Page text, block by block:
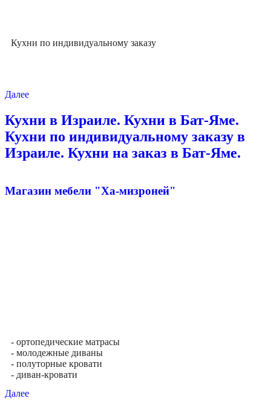
Кухни по индивидуальному заказу
Далее
Кухни в Израиле. Кухни в Бат-Яме.
Кухни по индивидуальному заказу в
Израиле. Кухни на заказ в Бат-Яме.
Магазин мебели "Ха-мизроней"
- ортопедические матрасы
- молодежные диваны
- полуторные кровати
- диван-кровати
Далее